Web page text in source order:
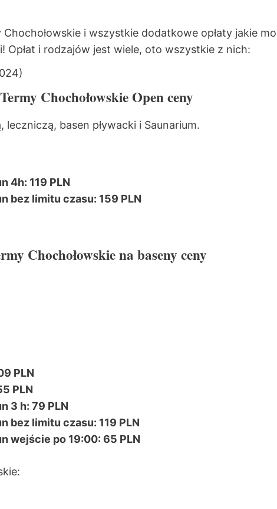
i wszystkie dodatkowe opłaty jakie
Opłat i rodzajów jest wiele, oto wszystkie z nich:
Chochołowskie Open ceny
basen pływacki i Saunarium.
4h: 119 PLN
bez limitu czasu: 159 PLN
Chochołowskie na baseny ceny
PLN
PLN
3 h: 79 PLN
bez limitu czasu: 119 PLN
wejście po 19:00: 65 PLN